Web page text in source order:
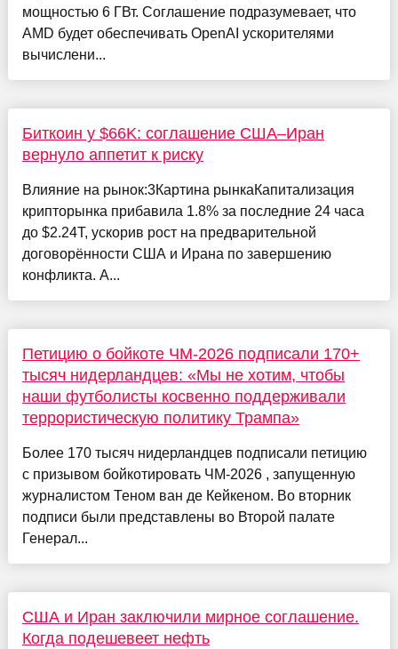
мощностью 6 ГВт. Соглашение подразумевает, что
AMD будет обеспечивать OpenAI ускорителями
вычислени...
Биткоин у $66K: соглашение США–Иран
вернуло аппетит к риску
Влияние на рынок:3Картина рынкаКапитализация
крипторынка прибавила 1.8% за последние 24 часа
до $2.24T, ускорив рост на предварительной
договорённости США и Ирана по завершению
конфликта. А...
Петицию о бойкоте ЧМ-2026 подписали 170+
тысяч нидерландцев: «Мы не хотим, чтобы
наши футболисты косвенно поддерживали
террористическую политику Трампа»
Более 170 тысяч нидерландцев подписали петицию
с призывом бойкотировать ЧМ-2026 , запущенную
журналистом Теном ван де Кейкеном. Во вторник
подписи были представлены во Второй палате
Генерал...
США и Иран заключили мирное соглашение.
Когда подешевеет нефть